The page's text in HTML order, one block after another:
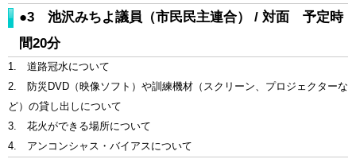
●3 池沢みちよ議員（市民民主連合） / 対面 予定時
間20分
1. 道路冠水について
2. 防災DVD（映像ソフト）や訓練機材（スクリーン、プロジェクターな
ど）の貸し出しについて
3. 花火ができる場所について
4. アンコンシャス・バイアスについて